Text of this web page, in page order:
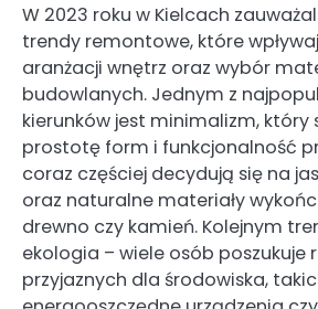
W 2023 roku w Kielcach
trendy remontowe, które
aranżacji wnętrz oraz wybór
budowlanych. Jednym z
kierunków jest minimalizm, który
prostotę form i funkcjonalność
coraz częściej decydują się na
oraz naturalne materiały
drewno czy kamień. Kolejnym
ekologia – wiele osób poszukuje
przyjaznych dla środowiska,